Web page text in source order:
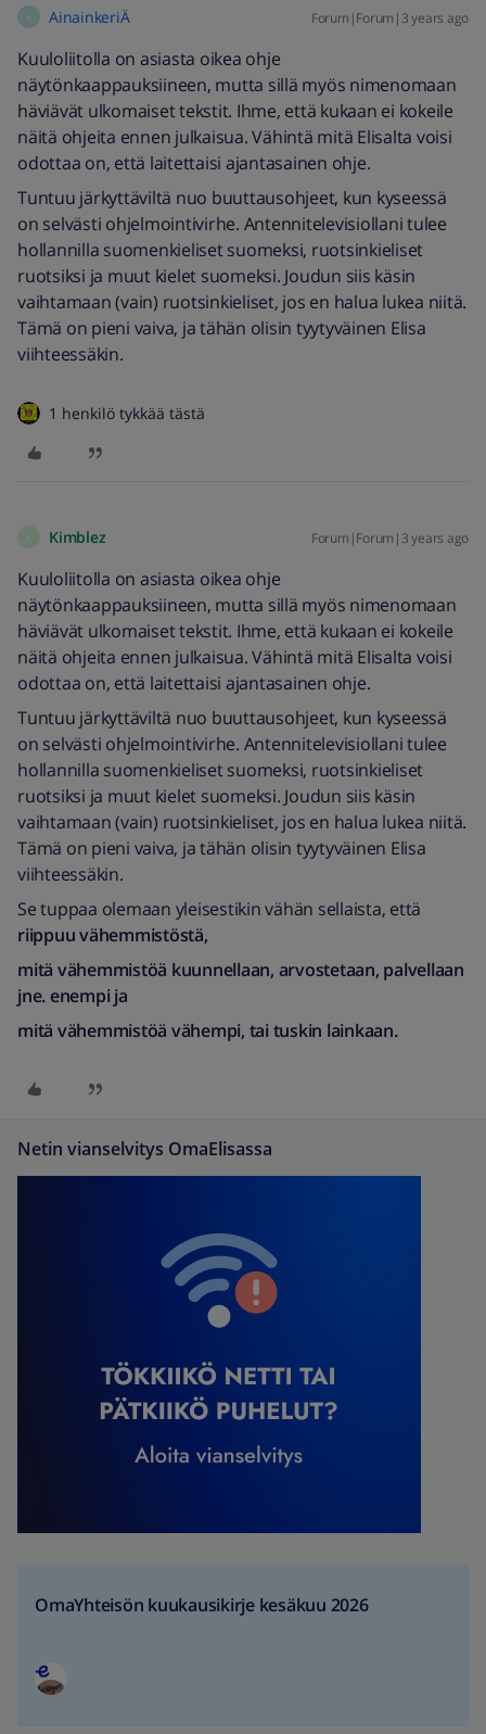
A AinainkeriÄ Forum|Forum|3 years ago
Kuuloliitolla on asiasta oikea ohje
näytönkaappauksiineen, mutta sillä myös nimenomaan
häviävät ulkomaiset tekstit. Ihme, että kukaan ei kokeile
näitä ohjeita ennen julkaisua. Vähintä mitä Elisalta voisi
odottaa on, että laitettaisi ajantasainen ohje.
Tuntuu järkyttäviltä nuo buuttausohjeet, kun kyseessä
on selvästi ohjelmointivirhe. Antennitelevisiollani tulee
hollannilla suomenkieliset suomeksi, ruotsinkieliset
ruotsiksi ja muut kielet suomeksi. Joudun siis käsin
vaihtamaan (vain) ruotsinkieliset, jos en halua lukea niitä.
Tämä on pieni vaiva, ja tähän olisin tyytyväinen Elisa
viihteessäkin.
1 henkilö tykkää tästä
Kimblez Forum|Forum|3 years ago
Kuuloliitolla on asiasta oikea ohje
näytönkaappauksiineen, mutta sillä myös nimenomaan
häviävät ulkomaiset tekstit. Ihme, että kukaan ei kokeile
näitä ohjeita ennen julkaisua. Vähintä mitä Elisalta voisi
odottaa on, että laitettaisi ajantasainen ohje.
Tuntuu järkyttäviltä nuo buuttausohjeet, kun kyseessä
on selvästi ohjelmointivirhe. Antennitelevisiollani tulee
hollannilla suomenkieliset suomeksi, ruotsinkieliset
ruotsiksi ja muut kielet suomeksi. Joudun siis käsin
vaihtamaan (vain) ruotsinkieliset, jos en halua lukea niitä.
Tämä on pieni vaiva, ja tähän olisin tyytyväinen Elisa
viihteessäkin.
Se tuppaa olemaan yleisestikin vähän sellaista, että
riippuu vähemmistöstä,
mitä vähemmistöä kuunnellaan, arvostetaan, palvellaan
jne. enempi ja
mitä vähemmistöä vähempi, tai tuskin lainkaan.
Netin vianselvitys OmaElisassa
OmaYhteisön kuukausikirje kesäkuu 2026